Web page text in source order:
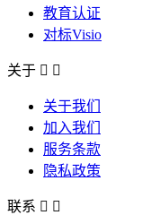
教育认证
对标Visio
关于  
关于我们
加入我们
服务条款
隐私政策
联系  